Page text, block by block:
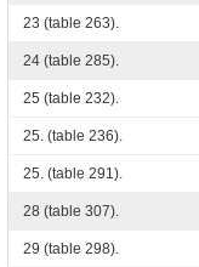
23 (table 263).
24 (table 285).
25 (table 232).
25. (table 236).
25. (table 291).
28 (table 307).
29 (table 298).